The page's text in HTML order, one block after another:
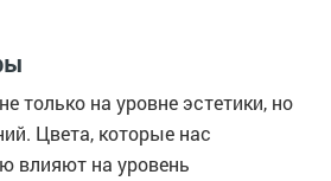
только на уровне эстетики, но
Цвета, которые нас
влияют на уровень